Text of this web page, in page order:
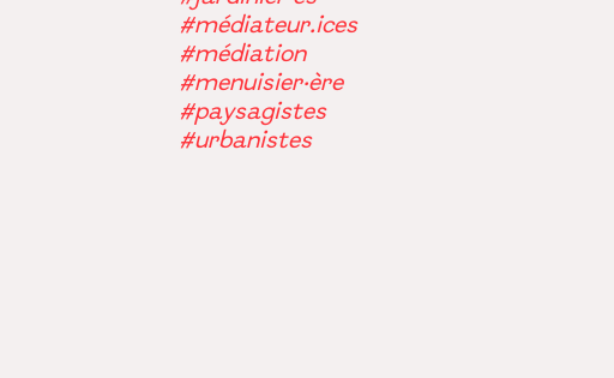
#médiateur.ices
#médiation
#menuisier·ère
#paysagistes
#urbanistes